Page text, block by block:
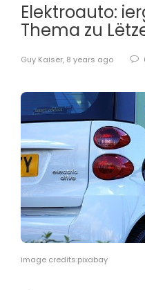
Elektroauto:
Thema zu
Guy Kaiser, 8 years ago
image credits:pixabay